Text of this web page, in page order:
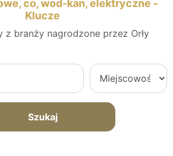
co, wod-kan, elektryczne -
Klucze
z branży nagrodzone przez Orły
Szukaj